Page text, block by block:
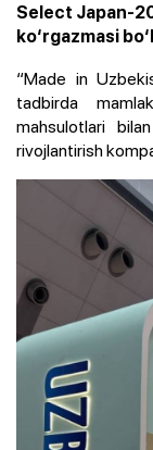
Select Japan-
ko‘rgazmasi
“Made in
tadbirda
mahsulotlari
rivojlantirish